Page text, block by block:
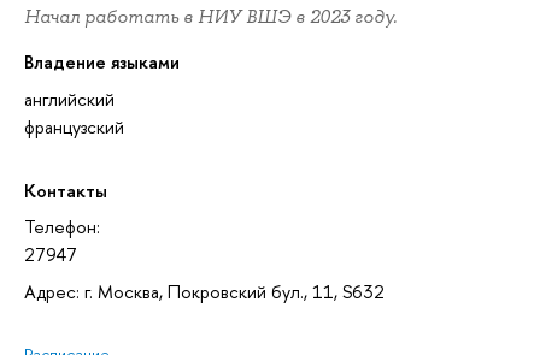
Начал работать в НИУ ВШЭ в 2023 году.
Владение языками
английский
французский
Контакты
Телефон:
27947
Адрес: г. Москва, Покровский бул., 11, S632